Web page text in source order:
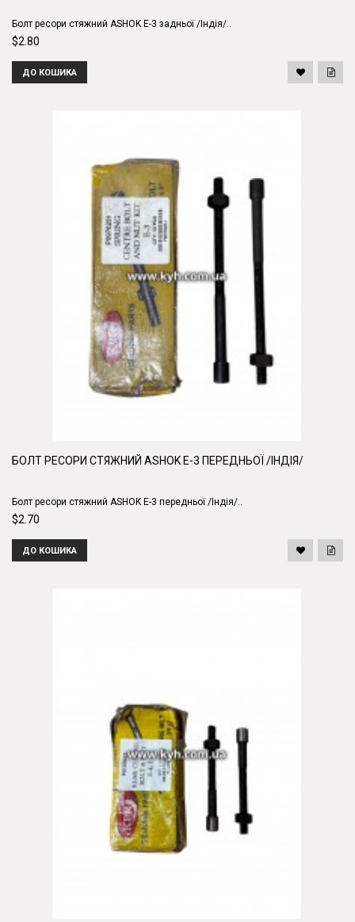
Болт ресори стяжний ASHOK E-3 задньої /Індія/..
$2.80
ДО КОШИКА
БОЛТ РЕСОРИ СТЯЖНИЙ ASHOK E-3 ПЕРЕДНЬОЇ /ІНДІЯ/
Болт ресори стяжний ASHOK E-3 передньої /Індія/..
$2.70
ДО КОШИКА